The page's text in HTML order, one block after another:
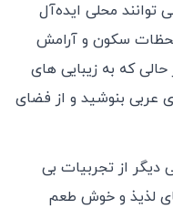
‌توانند محلی ایده‌آل
لحظات سکون و آرامش
که به زیبایی‌ های
عربی بنوشید و از فضای
دیگر از تجربیات بی
لذیذ و خوش ‌طعم